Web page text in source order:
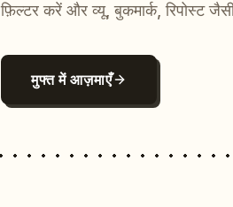
फ़िल्टर करें और व्यू, बुकमार्क, रिपोस्ट
मुफ्त में आज़माएँ